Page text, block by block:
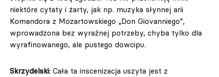
niektóre cytaty i żarty, jak np. muzyka słynnej arii
Komandora z Mozartowskiego „Don Giovanniego”,
wprowadzona bez wyraźnej potrzeby, chyba tylko dla
wyrafinowanego, ale pustego dowcipu.
Skrzydelski: Cała ta inscenizacja uszyta jest z